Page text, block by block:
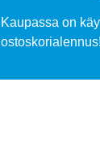
Kaupassa on